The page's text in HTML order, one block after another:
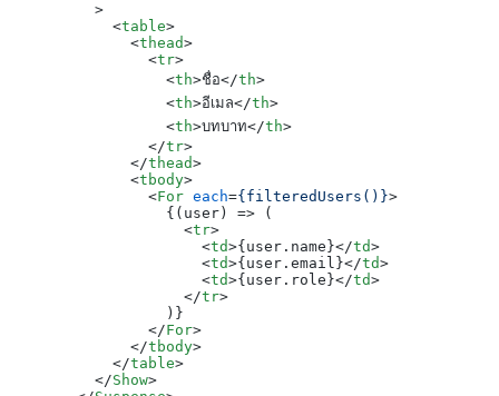
        >
<table>
<thead>
<tr>
<th>ชื่อ</th>
<th>อีเมล</th>
<th>บทบาท</th>
</tr>
</thead>
<tbody>
<For each={filteredUsers()}>
                {(user) => (
<tr>
<td>{user.name}</td>
<td>{user.email}</td>
<td>{user.role}</td>
</tr>
                )}
</For>
</tbody>
</table>
</Show>